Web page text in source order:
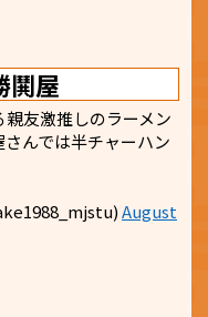
鬨屋
友激推しのラーメン
んでは半チャーハン
August